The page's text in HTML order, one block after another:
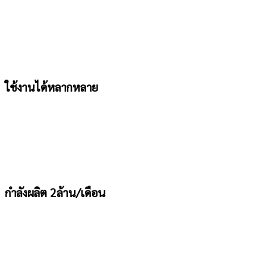
ใช้งานได้หลากหลาย
กำลังผลิต 2ล้าน/เดือน